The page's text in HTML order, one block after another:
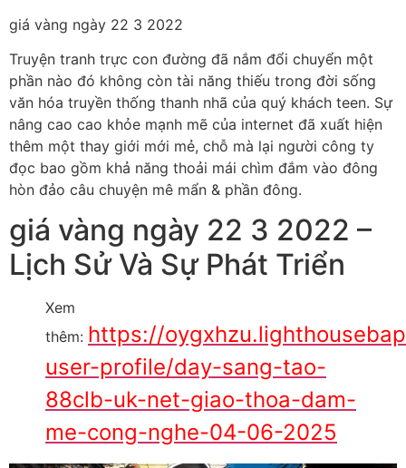
giá vàng ngày 22 3 2022
Truyện tranh trực con đường đã nắm đổi chuyển một
phần nào đó không còn tài năng thiếu trong đời sống
văn hóa truyền thống thanh nhã của quý khách teen. Sự
nâng cao cao khỏe mạnh mẽ của internet đã xuất hiện
thêm một thay giới mới mẻ, chỗ mà lại người công ty
đọc bao gồm khả năng thoải mái chìm đắm vào đông
hòn đảo câu chuyện mê mẩn & phần đông.
giá vàng ngày 22 3 2022 –
Lịch Sử Và Sự Phát Triển
Xem
thêm: https://
user-profile/day-sang-tao-
88clb-uk-net-giao-thoa-dam-
me-cong-nghe-04-06-2025